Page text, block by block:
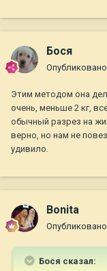
Бося
Опубликовано
Этим методом она
очень, меньше 2 кг,
обычный разрез на
верно, но нам не
удивило.
Bonita
Опубликовано
Бося сказал: